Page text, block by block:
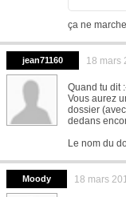
ça ne
jean71160 18 mars
Quand tu dit
Vous aurez
dossier
dedans
Le nom du
Moody 18 mars